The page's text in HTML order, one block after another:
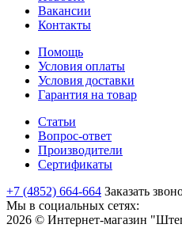
Вакансии
Контакты
Помощь
Условия оплаты
Условия доставки
Гарантия на товар
Статьи
Вопрос-ответ
Производители
Сертификаты
+7 (4852) 664-664 Заказать
Мы в социальных сетях:
2026 © Интернет-магазин